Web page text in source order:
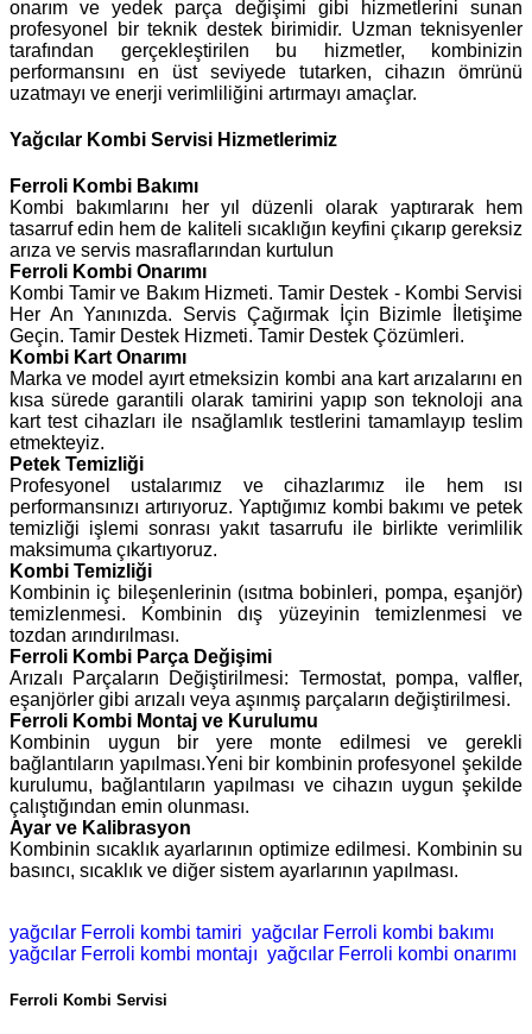
onarım ve yedek parça değişimi gibi hizmetlerini sunan
profesyonel bir teknik destek birimidir. Uzman teknisyenler
tarafından gerçekleştirilen bu hizmetler, kombinizin
performansını en üst seviyede tutarken, cihazın ömrünü
uzatmayı ve enerji verimliliğini artırmayı amaçlar.
Yağcılar Kombi Servisi Hizmetlerimiz
Ferroli Kombi Bakımı
Kombi bakımlarını her yıl düzenli olarak yaptırarak hem
tasarruf edin hem de kaliteli sıcaklığın keyfini çıkarıp gereksiz
arıza ve servis masraflarından kurtulun
Ferroli Kombi Onarımı
Kombi Tamir ve Bakım Hizmeti. Tamir Destek - Kombi Servisi
Her An Yanınızda. Servis Çağırmak İçin Bizimle İletişime
Geçin. Tamir Destek Hizmeti. Tamir Destek Çözümleri.
Kombi Kart Onarımı
Marka ve model ayırt etmeksizin kombi ana kart arızalarını en
kısa sürede garantili olarak tamirini yapıp son teknoloji ana
kart test cihazları ile nsağlamlık testlerini tamamlayıp teslim
etmekteyiz.
Petek Temizliği
Profesyonel ustalarımız ve cihazlarımız ile hem ısı
performansınızı artırıyoruz. Yaptığımız kombi bakımı ve petek
temizliği işlemi sonrası yakıt tasarrufu ile birlikte verimlilik
maksimuma çıkartıyoruz.
Kombi Temizliği
Kombinin iç bileşenlerinin (ısıtma bobinleri, pompa, eşanjör)
temizlenmesi. Kombinin dış yüzeyinin temizlenmesi ve
tozdan arındırılması.
Ferroli Kombi Parça Değişimi
Arızalı Parçaların Değiştirilmesi: Termostat, pompa, valfler,
eşanjörler gibi arızalı veya aşınmış parçaların değiştirilmesi.
Ferroli Kombi Montaj ve Kurulumu
Kombinin uygun bir yere monte edilmesi ve gerekli
bağlantıların yapılması.Yeni bir kombinin profesyonel şekilde
kurulumu, bağlantıların yapılması ve cihazın uygun şekilde
çalıştığından emin olunması.
Ayar ve Kalibrasyon
Kombinin sıcaklık ayarlarının optimize edilmesi. Kombinin su
basıncı, sıcaklık ve diğer sistem ayarlarının yapılması.
yağcılar Ferroli kombi tamiri yağcılar Ferroli kombi bakımı
yağcılar Ferroli kombi montajı yağcılar Ferroli kombi onarımı
Ferroli Kombi Servisi